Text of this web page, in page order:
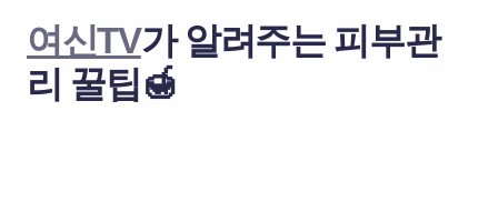
여신TV가 알려주는 피부관
리 꿀팁🍯